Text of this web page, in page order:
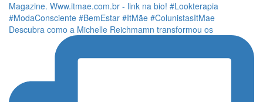
Descubra como a Michelle Reichmamn transformou os